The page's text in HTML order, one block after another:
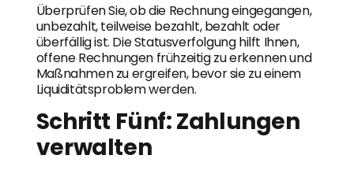
Überprüfen Sie, ob die Rechnung eingegangen,
unbezahlt, teilweise bezahlt, bezahlt oder
überfällig ist. Die Statusverfolgung hilft Ihnen,
offene Rechnungen frühzeitig zu erkennen und
Maßnahmen zu ergreifen, bevor sie zu einem
Liquiditätsproblem werden.
Schritt Fünf: Zahlungen
verwalten